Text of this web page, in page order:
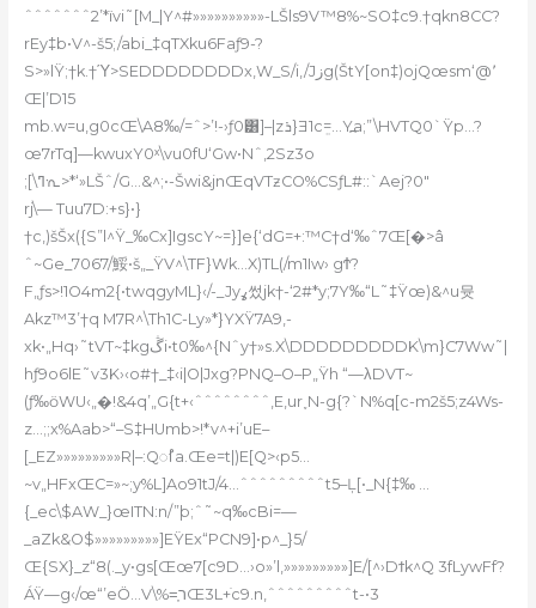
ˆˆˆˆˆˆˆ2’*ïvi˜[M_|Y^#»»»»»»»»»»-LŠls9V™8%~SO‡c9.†qkn8CC?
rEy‡b•V^-š5;/abi_‡qTXku6Faƒ9-?
S>»lŸ;†k.†Ύ>SEDDDDDDDDx,W_S/i‚/Jزg(ŠtY[on‡)ojQœsm‘@٬
Œ|’D15
mb.w=u,g0cŒ\A8‰/=ˆ>’!-›ƒ0 ͸]–|zܪ}Ǝ1cܸ=…Y߽a;”\HVTQ0`Ÿp…?
œ7rTq]—kwuxY0ˣ\vu0fU‘Gw•Nˆ‚2Sz3o
;[\ߣᣏ>*‘»LŠˆ/G…&^;•-Šwi&jnŒqVTƶCO%CSƒL#::`Aej?0″
rj\— Tuu7D:+s}•}
†c‚)šŠx({S”l^Ÿ_‰Cx]IgscY~=}]e{‘dG=+:™C†d‘‰ˆ7Œ[�>â
ˆ~Ge_7067/鮾•š„_ŸV^\TF}Wk…X)TL(/m1Iw› gϮ?
F„ƒs>!1O4m2{•twqgyML}‹/-_Jyߩ썼jk†-‘2#*y;7Y‰“L˜‡Ÿœ)&^u뮷
Akz™3’†q M7R^\Th1C-Ly»*}YXŸ7A9‚-
xk•„Hq›˜tVT~‡kgڴi•t0‰^{Nˆy†»s.X\DDDDDDDDDK\m}C7Ww˜|
hƒ9o6lE˜v3K›‹o#†_‡‹i|O|Jxg?PNQ–O–P„Ÿh “—λDVT~
(ƒ‰ӧWU‹„�!&4q’„G{t+‹ˆˆˆˆˆˆˆˆ,E,ur˯N-g{?`N%q[c-m2š5;z4Ws-
z…;;x%Aab>“–S‡HUmb>!*v^+i’uE–
[_EZ»»»»»»»»»R|–:Qꫯa.Œe=t|)E[Q>‹p5…
~v„HFxŒC=»~;y%L]Ao91tJ/4…ˆˆˆˆˆˆˆˆˆt5–Ļ[•_N{‡‰ …
{_ec\$AW_}œITN:n/”þ;ˆ˜~q‰cBi=—
_aZk&O$»»»»»»»»»]EŸEx“PCN9]•p^_}5/
Œ{SX}_z“8(._y•gs[Œœ7[c9D…›o»’l,»»»»»»»»»]E/[^›Dϯk^Q 3fLywFf?
ÁŸ—g‹/œ“’eӦ…V\%=͎רŒ3L+ֹc9.n,ˆˆˆˆˆˆˆˆˆt-•3